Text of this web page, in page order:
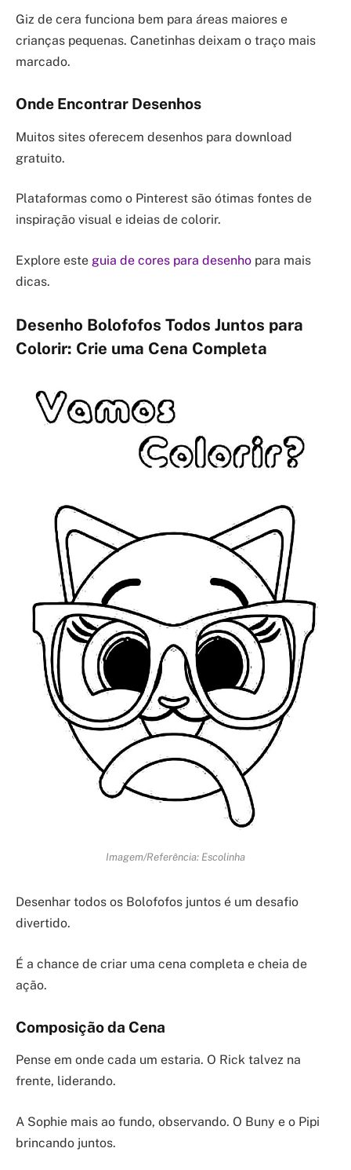
Giz de cera funciona bem para áreas maiores e
crianças pequenas. Canetinhas deixam o traço mais
marcado.
Onde Encontrar Desenhos
Muitos sites oferecem desenhos para download
gratuito.
Plataformas como o Pinterest são ótimas fontes de
inspiração visual e ideias de colorir.
Explore este guia de cores para desenho para mais
dicas.
Desenho Bolofofos Todos Juntos para
Colorir: Crie uma Cena Completa
Imagem/Referência: Escolinha
Desenhar todos os Bolofofos juntos é um desafio
divertido.
É a chance de criar uma cena completa e cheia de
ação.
Composição da Cena
Pense em onde cada um estaria. O Rick talvez na
frente, liderando.
A Sophie mais ao fundo, observando. O Buny e o Pipi
brincando juntos.